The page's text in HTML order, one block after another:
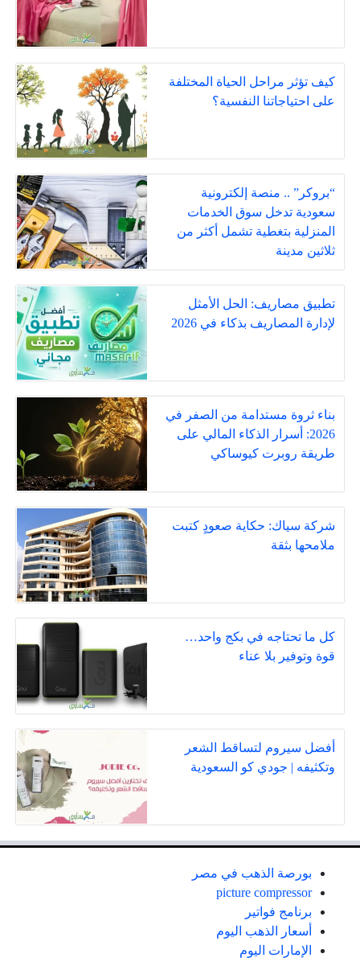
كيف تؤثر مراحل الحياة المختلفة
على احتياجاتنا النفسية؟
“بروكر” .. منصة إلكترونية
سعودية تدخل سوق الخدمات
المنزلية بتغطية تشمل أكثر من
ثلاثين مدينة
تطبيق مصاريف: الحل الأمثل
لإدارة المصاريف بذكاء في 2026
بناء ثروة مستدامة من الصفر في
2026: أسرار الذكاء المالي على
طريقة روبرت كيوساكي
شركة سياك: حكاية صعودٍ كتبت
ملامحها بثقة
كل ما تحتاجه في بكج واحد…
قوة وتوفير بلا عناء
أفضل سيروم لتساقط الشعر
وتكثيفه | جودي كو السعودية
بورصة الذهب في مصر
picture compressor
برنامج فواتير
أسعار الذهب اليوم
الإمارات اليوم